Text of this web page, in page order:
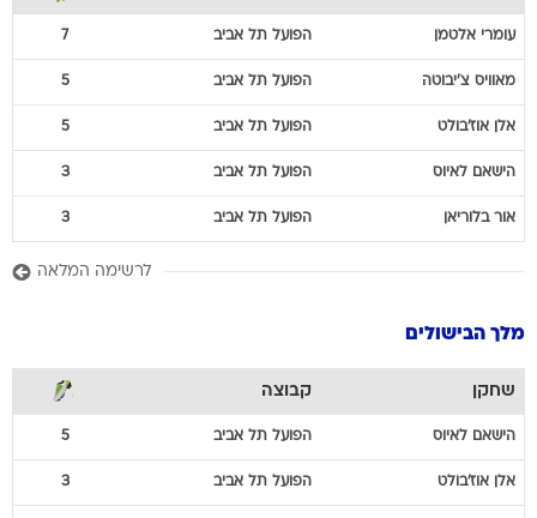
עומרי אלטמן הפועל תל אביב 7
מאוויס צ'יבוטה הפועל תל אביב 5
אלן אוז'בולט הפועל תל אביב 5
הישאם לאיוס הפועל תל אביב 3
אור בלוריאן הפועל תל אביב 3
לרשימה המלאה
מלך הבישולים
שחקן קבוצה
הישאם לאיוס הפועל תל אביב 5
אלן אוז'בולט הפועל תל אביב 3